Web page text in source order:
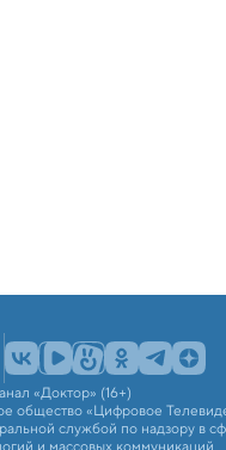
«Доктор» (16+)
общество «Цифровое
службой по надзору в
и массовых коммуникаций